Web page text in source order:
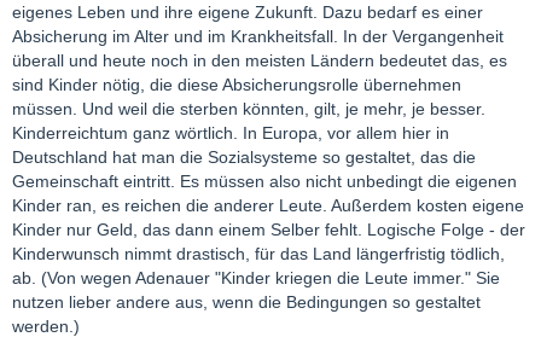
eigenes Leben und ihre eigene Zukunft. Dazu bedarf es einer
Absicherung im Alter und im Krankheitsfall. In der Vergangenheit
überall und heute noch in den meisten Ländern bedeutet das, es
sind Kinder nötig, die diese Absicherungsrolle übernehmen
müssen. Und weil die sterben könnten, gilt, je mehr, je besser.
Kinderreichtum ganz wörtlich. In Europa, vor allem hier in
Deutschland hat man die Sozialsysteme so gestaltet, das die
Gemeinschaft eintritt. Es müssen also nicht unbedingt die eigenen
Kinder ran, es reichen die anderer Leute. Außerdem kosten eigene
Kinder nur Geld, das dann einem Selber fehlt. Logische Folge - der
Kinderwunsch nimmt drastisch, für das Land längerfristig tödlich,
ab. (Von wegen Adenauer "Kinder kriegen die Leute immer." Sie
nutzen lieber andere aus, wenn die Bedingungen so gestaltet
werden.)